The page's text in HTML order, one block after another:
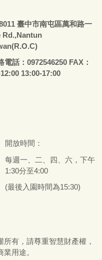
臺中市南屯區萬和路一
Rd.,Nantun
電話：0972546250 FAX：
13:00-17:00
開放時間：
每週一、二、四、六，下午
1:30分至4:00
(最後入園時間為15:30)
有，請尊重智慧財產權，
用途。